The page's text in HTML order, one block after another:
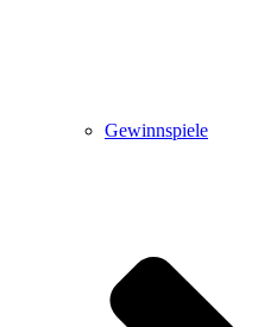
Gewinnspiele